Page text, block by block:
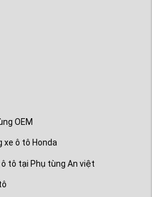
OEM
xe ô tô Honda
tô tại Phụ tùng An việt